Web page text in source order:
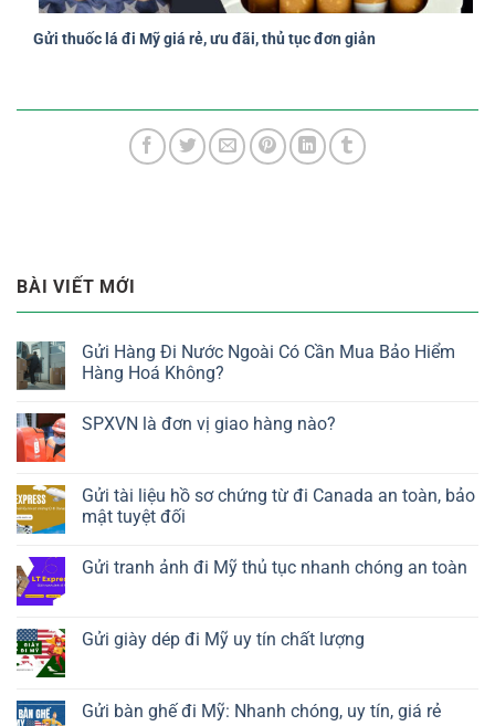
Gửi thuốc lá đi Mỹ giá rẻ, ưu đãi, thủ tục đơn giản
BÀI VIẾT MỚI
Gửi Hàng Đi Nước Ngoài Có Cần Mua Bảo Hiểm
Hàng Hoá Không?
SPXVN là đơn vị giao hàng nào?
Gửi tài liệu hồ sơ chứng từ đi Canada an toàn, bảo
mật tuyệt đối
Gửi tranh ảnh đi Mỹ thủ tục nhanh chóng an toàn
Gửi giày dép đi Mỹ uy tín chất lượng
Gửi bàn ghế đi Mỹ: Nhanh chóng, uy tín, giá rẻ